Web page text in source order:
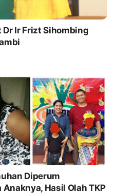
Ir Frizt Sihombing
Diperum
Hasil Olah TKP